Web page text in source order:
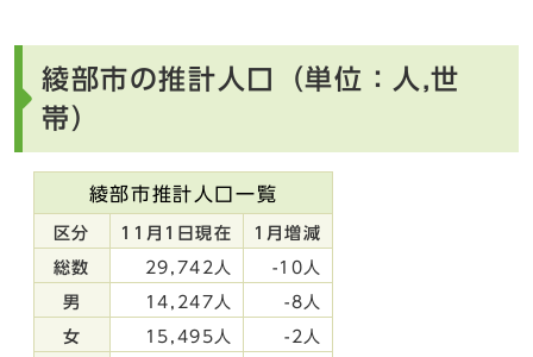
綾部市の推計人口（単位：人,世
帯）
綾部市推計人口一覧
区分 11月1日現在 1月増減
総数 29,742人 -10人
男 14,247人 -8人
女 15,495人 -2人